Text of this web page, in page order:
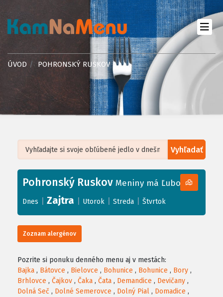
ÚVOD POHRONSKÝ RUSKOV
Vyhľadať
+
−
Leaflet| ©OpenStreetMap, Tiles courtesy ofHumanitarian OpenStreetMap
Pohronský Ruskov Meniny má Ľubomíra
Dnes Zajtra Utorok Streda Štvrtok
Zoznam alergénov
Pozrite si ponuku denného menu aj v mestách:
Bajka , Bátovce , Bielovce , Bohunice , Bohunice , Bory ,
Brhlovce , Čajkov , Čaka , Čata , Demandice , Devičany ,
Dolná Seč , Dolné Semerovce , Dolný Pial , Domadice ,